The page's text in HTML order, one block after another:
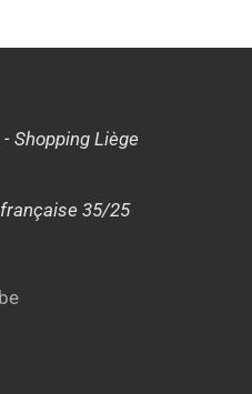
Shopping Liège
35/25